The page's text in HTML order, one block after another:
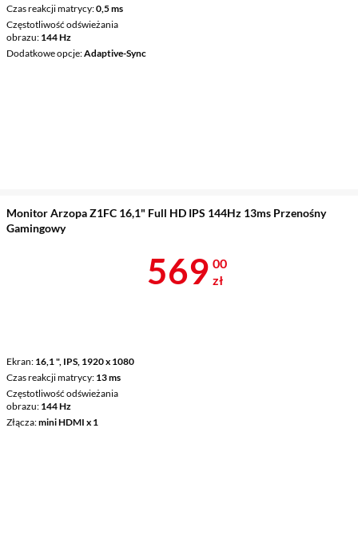
Czas reakcji matrycy 0,5 ms
Częstotliwość odświeżania
obrazu 144 Hz
Dodatkowe opcje Adaptive-Sync
Monitor Arzopa Z1FC 16,1" Full HD IPS 144Hz 13ms Przenośny
Gamingowy
Ekran 16,1 ", IPS, 1920 x 1080
Czas reakcji matrycy 13 ms
Częstotliwość odświeżania
obrazu 144 Hz
Złącza mini HDMI x 1
Cena 569 zł
569 00
zł